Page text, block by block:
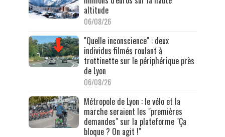
altitude
06/08/26
"Quelle inconscience" : deux
individus filmés roulant à
trottinette sur le périphérique près
de Lyon
06/08/26
Métropole de Lyon : le vélo et la
marche seraient les "premières
demandes" sur la plateforme "Ça
bloque ? On agit !"